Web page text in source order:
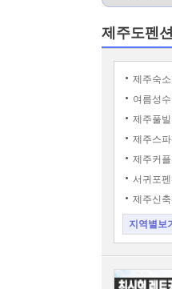
제주도펜
제주숙소
여름성
제주풀
제주스
제주커
서귀포펜
제주신
지역별보기